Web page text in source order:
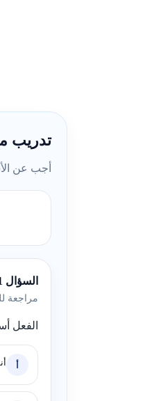
تدريب
أجب عن
السؤال 1
مراجعة
الفعل
أ